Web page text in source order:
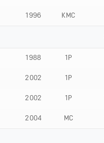
1996 КМС
1988 1Р
2002 1Р
2002 1Р
2004 МС